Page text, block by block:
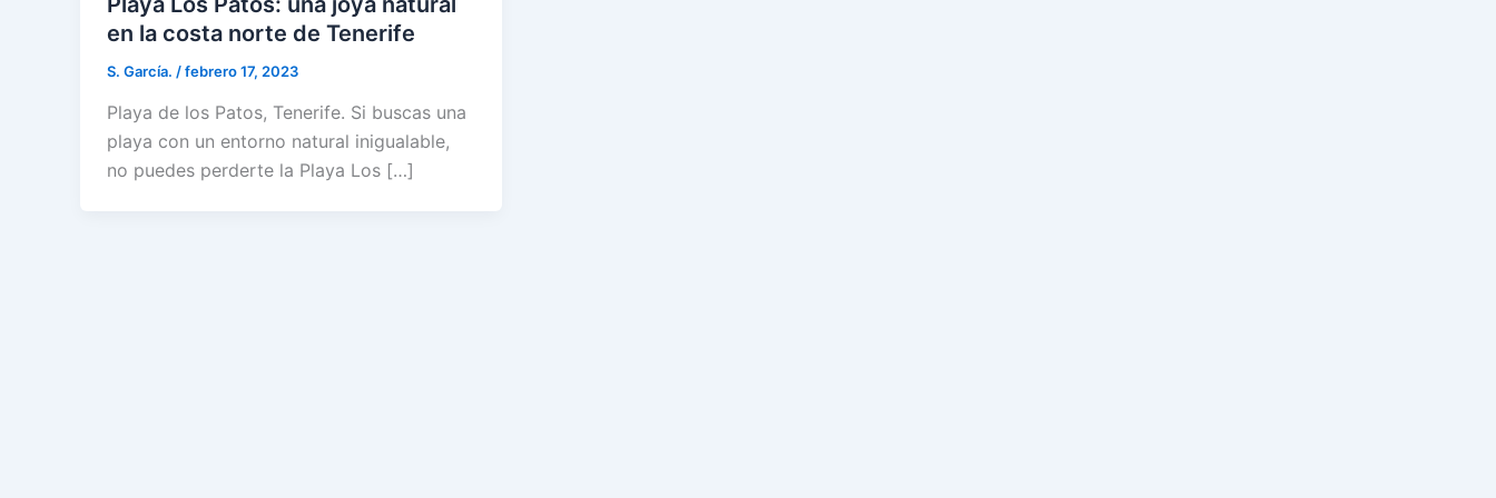
en la costa norte de Tenerife
S. García. /febrero 17, 2023
Playa de los Patos, Tenerife. Si buscas una
playa con un entorno natural inigualable,
no puedes perderte la Playa Los […]